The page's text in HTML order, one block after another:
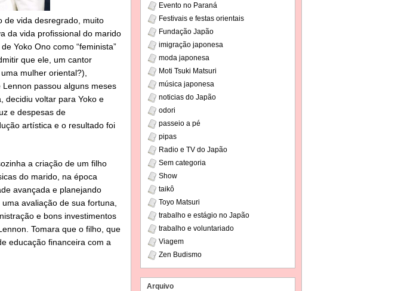
de vida desregrado, muito
da vida profissional do marido
Yoko Ono como “feminista”
que ele, um cantor
mulher oriental?),
passou alguns meses
decidiu voltar para Yoko e
e despesas de
artística e o resultado foi
a criação de um filho
do marido, na época
avançada e planejando
avaliação de sua fortuna,
e bons investimentos
Tomara que o filho, que
educação financeira com a
Evento no Paraná
Festivais e festas orientais
Fundação Japão
imigração japonesa
moda japonesa
Moti Tsuki Matsuri
música japonesa
noticias do Japão
odori
passeio a pé
pipas
Radio e TV do Japão
Sem categoria
Show
taikô
Toyo Matsuri
trabalho e estágio no Japão
trabalho e voluntariado
Viagem
Zen Budismo
Arquivo